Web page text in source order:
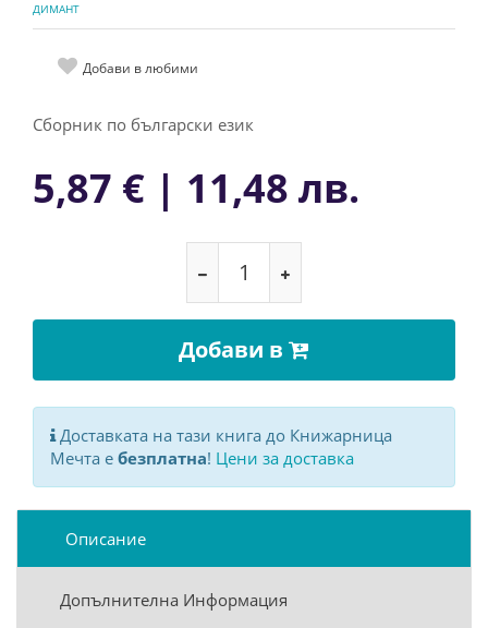
ДИМАНТ
Добави в любими
Сборник по български език
5,87 € | 11,48 лв.
Добави в
Доставката на тази книга до Книжарница
Мечта е безплатна! Цени за доставка
Описание
Допълнителна Информация